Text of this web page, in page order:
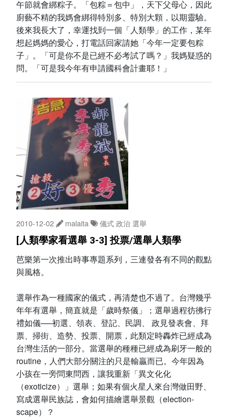
午節就會綁粽子。「包粽＝包中」，天下父母心，因此
廚藝不精的我媽會綁得特別多、特別大顆，以期靈驗。
後來我長大了，幸運找到一個「人類學」的工作，某年
想起媽媽的愛心，打電話回家請她「今年一定要包粽
子」。「可是你不是已經不必考試了嗎？」我媽疑惑的
問。「可是我今年有申請國科會計畫耶！」
2010-12-02 malaita 儀式政治選舉
[人類學家看選舉 3-3] 投票/選舉人類學
芭樂第一次推出時事專題系列，三連發各有不同的觀點
與風格。
選舉作為一種國家的儀式，再清楚也不過了。台灣幾乎
年年有選舉，簡直就是「歲時祭儀」；選舉過程彷彿行
禮如儀──初選、領表、登記、民調、 政見發表會、拜
票、掃街、造勢、投票、開票，此類定時轟炸已經成為
台灣生活的一部分。當選舉的種種已經成為刷牙一般的
routine，人們大部分關注的只是輸贏而已。今年因為
小孩在一旁問東問西，讓我重新「異文化化
（exoticize）」選舉；如果有個火星人來台灣做田野、
寫成選舉民族誌，會如何描繪選舉景觀（election-
scape）？